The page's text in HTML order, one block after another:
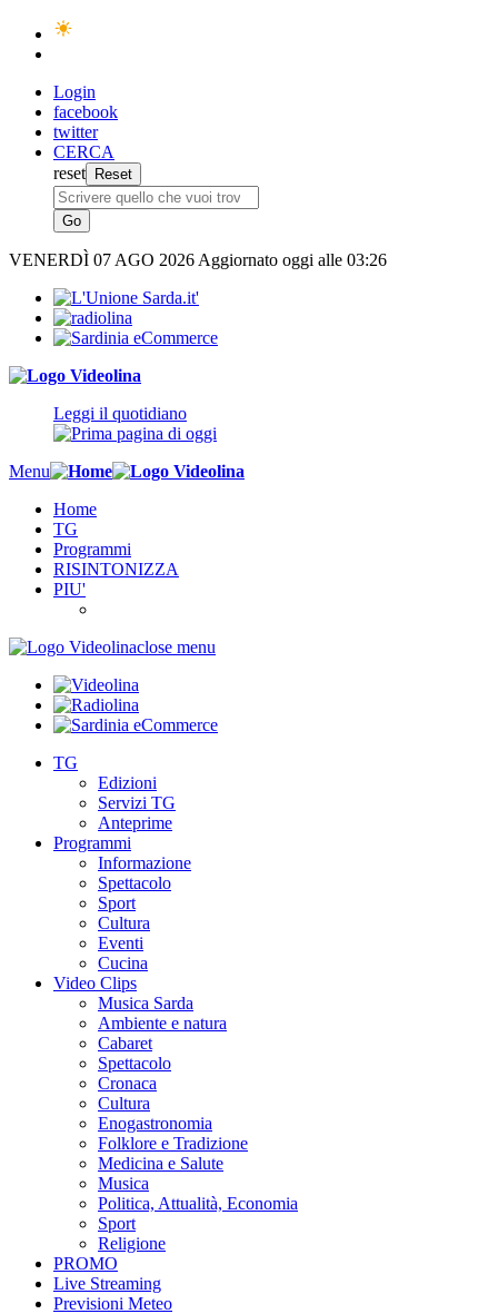
Login
facebook
twitter
CERCA
reset
VENERDÌ 07 AGO 2026 Aggiornato oggi alle 03:26
Leggi il quotidiano
Menu
Home
TG
Programmi
RISINTONIZZA
PIU'
close menu
TG
Edizioni
Servizi TG
Anteprime
Programmi
Informazione
Spettacolo
Sport
Cultura
Eventi
Cucina
Video Clips
Musica Sarda
Ambiente e natura
Cabaret
Spettacolo
Cronaca
Cultura
Enogastronomia
Folklore e Tradizione
Medicina e Salute
Musica
Politica, Attualità, Economia
Sport
Religione
PROMO
Live Streaming
Previsioni Meteo